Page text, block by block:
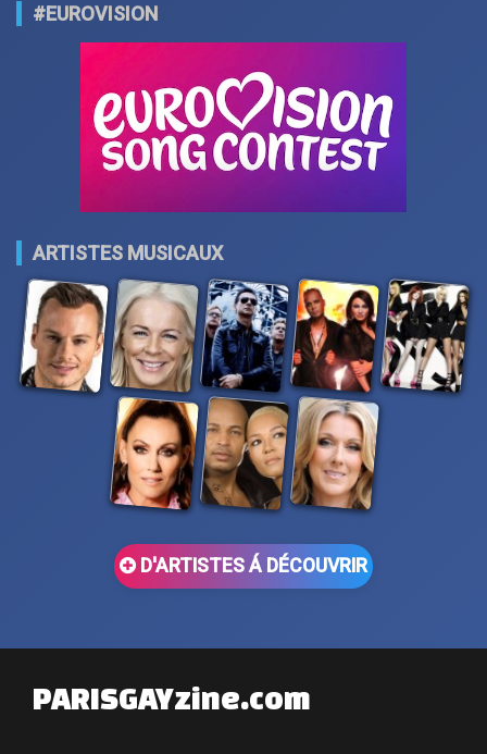
#EUROVISION
ARTISTES MUSICAUX
D'ARTISTES Á DÉCOUVRIR
PARISGAYzine.com